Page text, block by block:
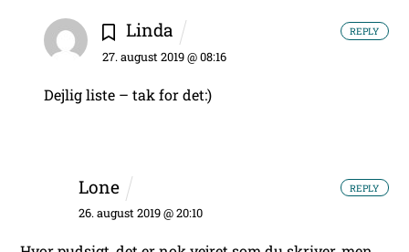
Linda
27. august 2019 @ 08:16
Dejlig liste – tak for det:)
REPLY
Lone
26. august 2019 @ 20:10
REPLY